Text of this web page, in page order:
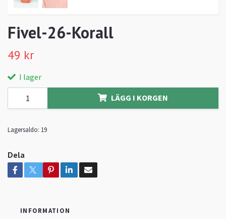
Fivel-26-Korall
49 kr
I lager
LÄGG I KORGEN
Lagersaldo: 19
Dela
INFORMATION